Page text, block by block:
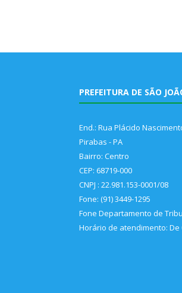
PREFEITURA DE SÃO
End.: Rua Plácido
Pirabas - PA
Bairro: Centro
CEP: 68719-000
CNPJ : 22.981.153-0001/08
Fone: (91) 3449-1295
Fone Departamento de
Horário de atendimento: De